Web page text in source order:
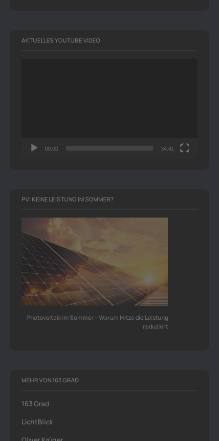
AKTUELLES YOUTUBE VIDEO
00:00 34:41
PV: KEINE LEISTUNG IM SOMMER?
Photovoltaik im Sommer – Warum Hitze die Leistung
reduziert
MEHR VON 163 GRAD
163 Grad
LichtBlick